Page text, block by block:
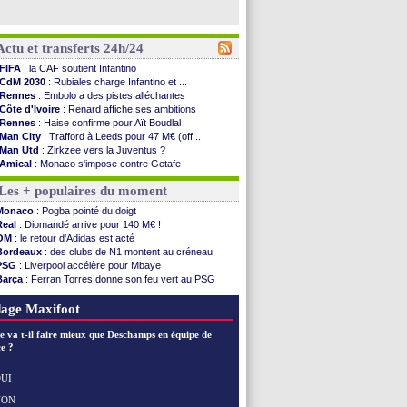
et transferts 24h/24
FIFA : la CAF soutient Infantino
CdM 2030 : Rubiales charge Infantino et ...
Rennes : Embolo a des pistes alléchantes
Côte d'Ivoire : Renard affiche ses ambitions
Rennes : Haise confirme pour Aït Boudlal
Man City : Trafford à Leeds pour 47 M€ (off...
Man Utd : Zirkzee vers la Juventus ?
Amical : Monaco s'impose contre Getafe
Nantes: Der Zakarian et sa relation avec Kita
OM: le club prêt à libérer Kondogbia ?
Monaco: le message touchant d'Akliouche
FIFA: Tebas en remet une couche
FIFA : l'UEFA maintient la pression
PSG: Tebas encense Luis Enrique
Real: Vinicius jusqu'en 2032 (officiel)
Lyon: Mangala va rejoindre Getafe
OM: une offre refusée pour Aguerd
Troyes: Junior Diaz jusqu'en 2030 (officiel)
OM : une offre pour Bulka
PSG
Arsenal
+ populaires du moment
: Pogba pointé du doigt
: Diomandé arrive pour 140 M€ !
: le retour d'Adidas est acté
: des clubs de N1 montent au créneau
: Liverpool accélère pour Mbaye
: Ferran Torres donne son feu vert au PSG
City: Rodri préfère le Barça au Real !
Maxifoot
va t-il faire mieux que Deschamps en équipe de
?